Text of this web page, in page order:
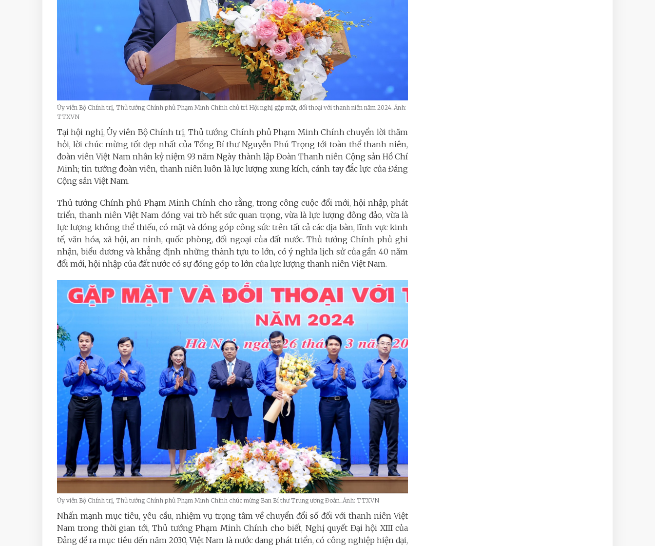
Ủy viên Bộ Chính trị, Thủ tướng Chính phủ Phạm Minh Chính chủ trì Hội nghị gặp mặt, đối thoại với thanh niên năm 2024_Ảnh:
TTXVN
Tại hội nghị,Ủy viên Bộ Chính trị, Thủ tướng Chính phủ Phạm Minh Chínhchuyển lời thăm
hỏi, lời chúc mừng tốt đẹp nhất của Tổng Bí thư Nguyễn Phú Trọng tới toàn thể thanh niên,
đoàn viên Việt Nam nhân kỷ niệm 93 năm Ngày thành lập Đoàn Thanh niên Cộng sản Hồ Chí
Minh; tin tưởng đoàn viên, thanh niên luôn là lực lượng xung kích, cánh tay đắc lực của Đảng
Cộng sản Việt Nam.
Thủ tướng Chính phủ Phạm Minh Chínhcho rằng, trong công cuộc đổi mới, hội nhập, phát
triển, thanh niên Việt Nam đóng vai trò hết sức quan trọng, vừa là lực lượng đông đảo, vừa là
lực lượng không thể thiếu, có mặt và đóng góp công sức trên tất cả các địa bàn, lĩnh vực kinh
tế, văn hóa, xã hội, an ninh, quốc phòng, đối ngoại của đất nước. Thủ tướng Chính phủ ghi
nhận, biểu dương và khẳng định những thành tựu to lớn, có ý nghĩa lịch sử của gần 40 năm
đổi mới, hội nhập của đất nước có sự đóng góp to lớn của lực lượng thanh niên Việt Nam.
Ủy viên Bộ Chính trị, Thủ tướng Chính phủ Phạm Minh Chính chúc mừng Ban Bí thư Trung ương Đoàn_Ảnh: TTXVN
Nhấn mạnh mục tiêu, yêu cầu, nhiệm vụ trọng tâm về chuyển đổi số đối với thanh niên Việt
Nam trong thời gian tới, Thủ tướng Phạm Minh Chính cho biết, Nghị quyết Đại hội XIII của
Đảng đề ra mục tiêu đến năm 2030, Việt Nam là nước đang phát triển, có công nghiệp hiện đại,